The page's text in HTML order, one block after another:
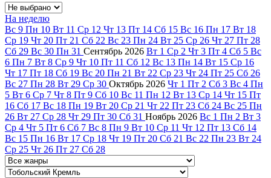
На неделю
Вс 9 Пн 10 Вт 11 Ср 12 Чт 13 Пт 14 Сб 15 Вс 16 Пн 17 Вт 18
Ср 19 Чт 20 Пт 21 Сб 22 Вс 23 Пн 24 Вт 25 Ср 26 Чт 27 Пт 28
Сб 29 Вс 30 Пн 31 Сентябрь 2026 Вт 1 Ср 2 Чт 3 Пт 4 Сб 5 Вс
6 Пн 7 Вт 8 Ср 9 Чт 10 Пт 11 Сб 12 Вс 13 Пн 14 Вт 15 Ср 16
Чт 17 Пт 18 Сб 19 Вс 20 Пн 21 Вт 22 Ср 23 Чт 24 Пт 25 Сб 26
Вс 27 Пн 28 Вт 29 Ср 30 Октябрь 2026 Чт 1 Пт 2 Сб 3 Вс 4 Пн
5 Вт 6 Ср 7 Чт 8 Пт 9 Сб 10 Вс 11 Пн 12 Вт 13 Ср 14 Чт 15 Пт
16 Сб 17 Вс 18 Пн 19 Вт 20 Ср 21 Чт 22 Пт 23 Сб 24 Вс 25 Пн
26 Вт 27 Ср 28 Чт 29 Пт 30 Сб 31 Ноябрь 2026 Вс 1 Пн 2 Вт 3
Ср 4 Чт 5 Пт 6 Сб 7 Вс 8 Пн 9 Вт 10 Ср 11 Чт 12 Пт 13 Сб 14
Вс 15 Пн 16 Вт 17 Ср 18 Чт 19 Пт 20 Сб 21 Вс 22 Пн 23 Вт 24
Ср 25 Чт 26 Пт 27 Сб 28